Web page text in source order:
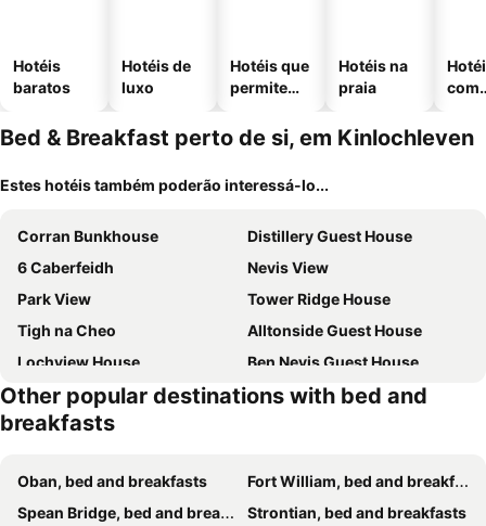
Hotéis
baratos
Hotéis de
luxo
Hotéis que
permitem
Hotéis na
praia
com
Bed & Breakfast perto de si, em Kinlochleven
Estes hotéis também poderão interessá-lo...
Corran Bunkhouse
Distillery Guest House
6 Caberfeidh
Nevis View
Park View
Tower Ridge House
Tigh na Cheo
Alltonside Guest House
Lochview House
Ben Nevis Guest House
Heatherbank Guest House
Other popular destinations with bed and
breakfasts
Oban, bed and breakfasts
Fort William, bed and breakfasts
Spean Bridge, bed and breakfasts
Strontian, bed and breakfasts